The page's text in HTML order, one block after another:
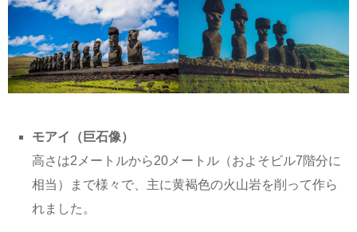
モアイ（巨石像）
高さは2メートルから20メートル（およそビル7階分に
相当）まで様々で、主に黄褐色の火山岩を削って作ら
れました。